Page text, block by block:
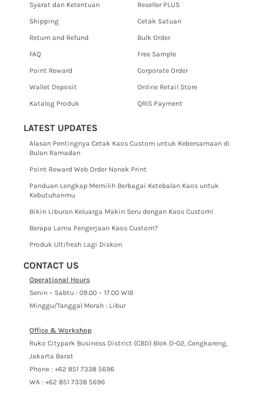
LATEST UPDATES
CONTACT US
Syarat dan Ketentuan
Shipping
Return and Refund
FAQ
Point Reward
Wallet Deposit
Katalog Produk
Reseller PLUS
Cetak Satuan
Bulk Order
Free Sample
Corporate Order
Online Retail Store
QRIS Payment
Alasan Pentingnya Cetak Kaos Custom untuk Kebersamaan di
Bulan Ramadan
Point Reward Web Order Nonek Print
Panduan Lengkap Memilih Berbagai Ketebalan Kaos untuk
Kebutuhanmu
Bikin Liburan Keluarga Makin Seru dengan Kaos Custom!
Berapa Lama Pengerjaan Kaos Custom?
Produk Ultifresh Lagi Diskon
Operational Hours
Senin – Sabtu : 09.00 – 17.00 WIB
Minggu/Tanggal Merah : Libur
Office & Workshop
Ruko Citypark Business District (CBD) Blok D-02, Cengkareng,
Jakarta Barat
Phone : +62 851 7338 5696
WA : +62 851 7338 5696